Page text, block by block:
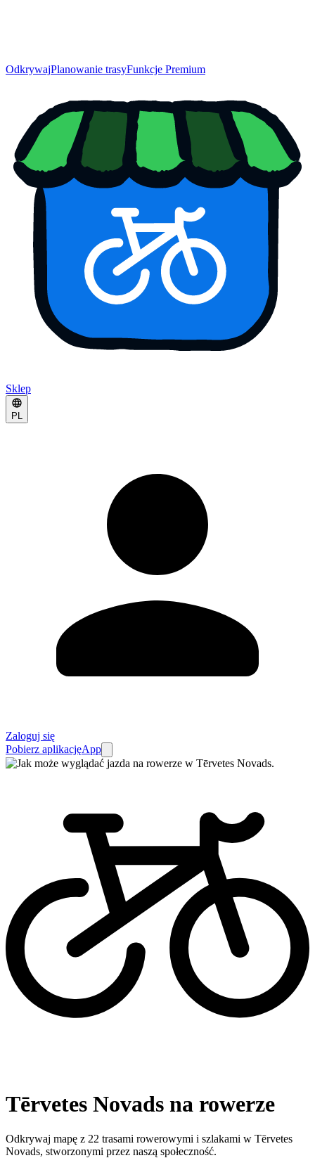
OdkrywajPlanowanie trasyFunkcje Premium
Sklep
PL
Zaloguj się
Pobierz aplikacjęApp
Tērvetes Novads na rowerze
Odkrywaj mapę z 22 trasami rowerowymi i szlakami w Tērvetes
Novads, stworzonymi przez naszą społeczność.